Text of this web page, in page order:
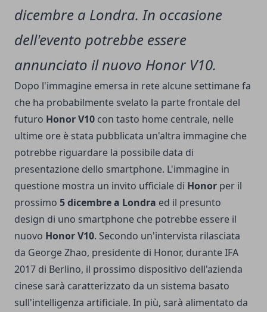
dicembre a Londra. In occasione
dell'evento potrebbe essere
annunciato il nuovo Honor V10.
Dopo l'immagine emersa in rete alcune settimane fa
che ha probabilmente svelato la parte frontale del
futuro Honor V10 con tasto home centrale, nelle
ultime ore è stata pubblicata un'altra immagine che
potrebbe riguardare la possibile data di
presentazione dello smartphone. L'immagine in
questione mostra un invito ufficiale di Honor per il
prossimo 5 dicembre a Londra ed il presunto
design di uno smartphone che potrebbe essere il
nuovo Honor V10. Secondo un'intervista rilasciata
da George Zhao, presidente di Honor, durante IFA
2017 di Berlino, il prossimo dispositivo dell'azienda
cinese sarà caratterizzato da un sistema basato
sull'intelligenza artificiale. In più, sarà alimentato da